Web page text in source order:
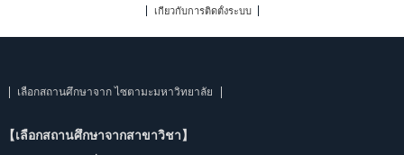
เกี่ยวกับการติดตั้งระบบ
เลือกสถานศึกษาจาก ไซตามะมหาวิทยาลัย
【เลือกสถานศึกษาจากสาขาวิชา】